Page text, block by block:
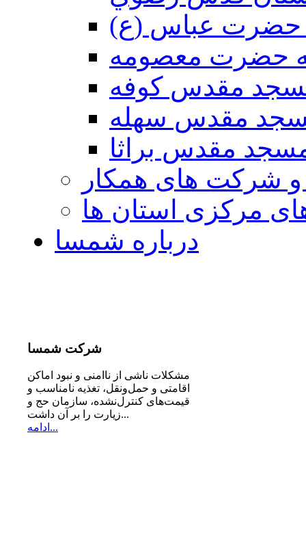
حضرت عباس (ع)
حضرت معصومه
مقدس كوفه
مقدس سهله
مقدس براثا
و شرکت های همکار
مرکزی استان ها
درباره شمسا
شرکت شمسا
مشكلات ناشی از ناامنی و نبود اماكن
اقامتی و حمل‌ونقل، تغذیه‌ نامناسب و
قیمت‌های كنترل‌نشده، سازمان حج و
زیارت را بر آن داشت...
ادامه...